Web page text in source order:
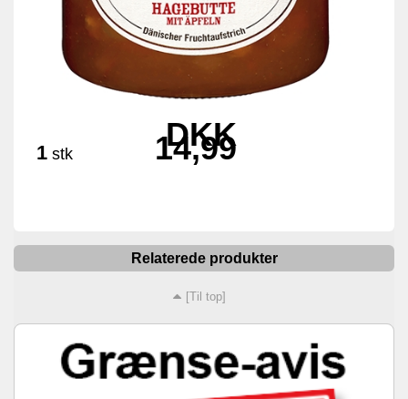
1 stk
DKK
14,99
Relaterede produkter
[Til top]